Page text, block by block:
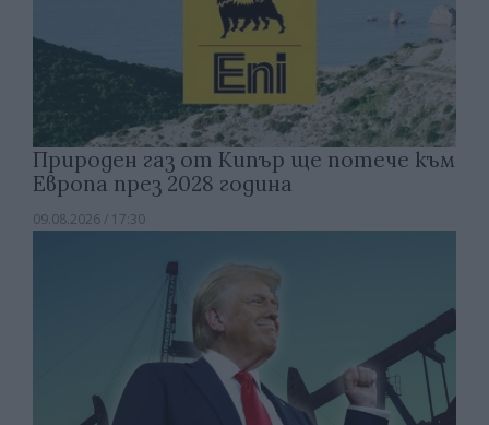
Природен газ от Кипър ще потече към
Европа през 2028 година
09.08.2026 / 17:30